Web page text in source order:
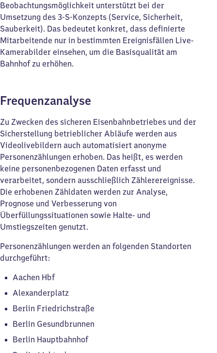
Beobachtungsmöglichkeit unterstützt bei der
Umsetzung des 3-S-Konzepts (Service, Sicherheit,
Sauberkeit). Das bedeutet konkret, dass definierte
Mitarbeitende nur in bestimmten Ereignisfällen Live-
Kamerabilder einsehen, um die Basisqualität am
Bahnhof zu erhöhen.
Frequenzanalyse
Zu Zwecken des sicheren Eisenbahnbetriebes und der
Sicherstellung betrieblicher Abläufe werden aus
Videolivebildern auch automatisiert anonyme
Personenzählungen erhoben. Das heißt, es werden
keine personenbezogenen Daten erfasst und
verarbeitet, sondern ausschließlich Zählerereignisse.
Die erhobenen Zähldaten werden zur Analyse,
Prognose und Verbesserung von
Überfüllungssituationen sowie Halte- und
Umstiegszeiten genutzt.
Personenzählungen werden an folgenden Standorten
durchgeführt:
Aachen Hbf
Alexanderplatz
Berlin Friedrichstraße
Berlin Gesundbrunnen
Berlin Hauptbahnhof